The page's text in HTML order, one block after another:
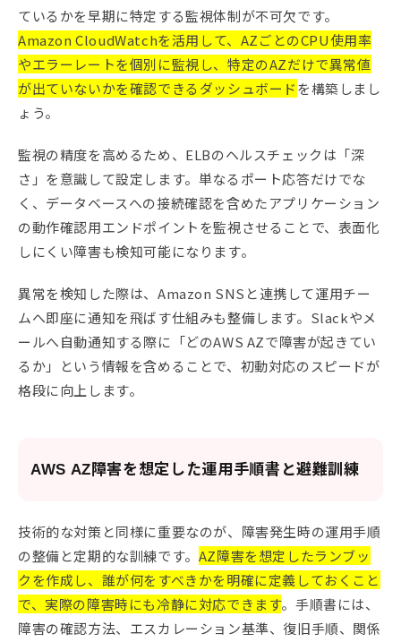
ているかを早期に特定する監視体制が不可欠です。
Amazon CloudWatchを活用して、AZごとのCPU使用率
やエラーレートを個別に監視し、特定のAZだけで異常値
が出ていないかを確認できるダッシュボードを構築しまし
ょう。
監視の精度を高めるため、ELBのヘルスチェックは「深
さ」を意識して設定します。単なるポート応答だけでな
く、データベースへの接続確認を含めたアプリケーション
の動作確認用エンドポイントを監視させることで、表面化
しにくい障害も検知可能になります。
異常を検知した際は、Amazon SNSと連携して運用チー
ムへ即座に通知を飛ばす仕組みも整備します。Slackやメ
ールへ自動通知する際に「どのAWS AZで障害が起きてい
るか」という情報を含めることで、初動対応のスピードが
格段に向上します。
AWS AZ障害を想定した運用手順書と避難訓練
技術的な対策と同様に重要なのが、障害発生時の運用手順
の整備と定期的な訓練です。 AZ障害を想定したランブッ
クを作成し、誰が何をすべきかを明確に定義しておくこと
で、実際の障害時にも冷静に対応できます。手順書には、
障害の確認方法、エスカレーション基準、復旧手順、関係